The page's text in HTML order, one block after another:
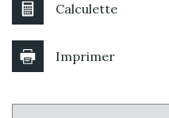
Calculette
Imprimer